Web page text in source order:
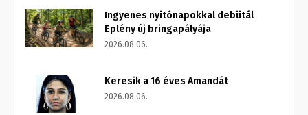
Ingyenes nyitónapokkal debütál
Eplény új bringapályája
2026.08.06.
Keresik a 16 éves Amandát
2026.08.06.